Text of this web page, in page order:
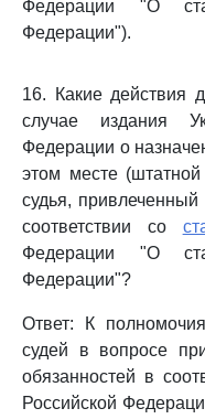
Федерации "О
Федерации").
16. Какие действия
случае издания
Федерации о
этом месте
судья,
соответствии со
Федерации "О
Федерации"?
Ответ: К
судей в вопросе
обязанностей в
Российской